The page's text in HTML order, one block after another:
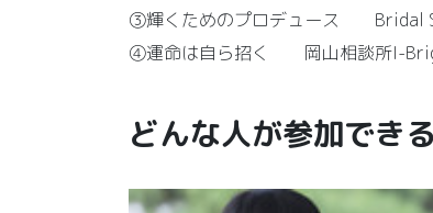
③輝くためのプロデュース Bridal
④運命は自ら招く 岡山相談所I-
どんな人が参加でき